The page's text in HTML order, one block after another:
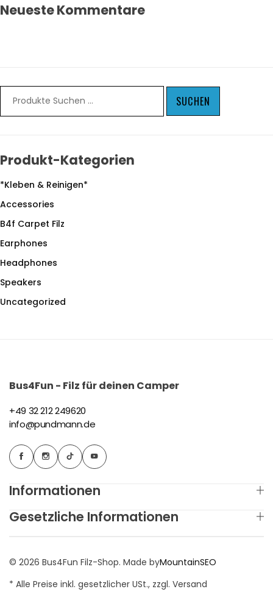
Neueste Kommentare
SUCHEN
Produkt-Kategorien
*Kleben & Reinigen*
Accessories
B4f Carpet Filz
Earphones
Headphones
Speakers
Uncategorized
Bus4Fun - Filz für deinen Camper
+49 32 212 249620
info@pundmann.de
Informationen
Gesetzliche Informationen
© 2026 Bus4Fun Filz-Shop. Made byMountainSEO
* Alle Preise inkl. gesetzlicher USt., zzgl. Versand